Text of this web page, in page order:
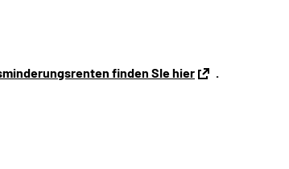
finden SIe hier .